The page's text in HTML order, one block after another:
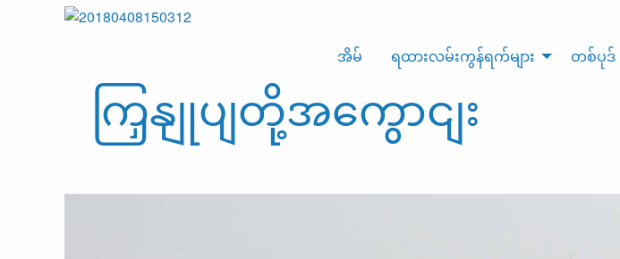
အိမ်
ရထားလမ်းကွန်ရက်များ တစ်ပုဒ်
ကြှနျုပျတို့အကွောငျး